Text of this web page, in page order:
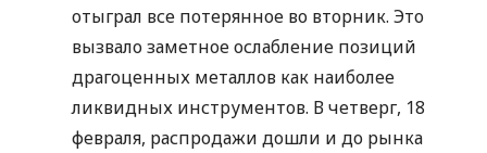
отыграл все потерянное во вторник. Это
вызвало заметное ослабление позиций
драгоценных металлов как наиболее
ликвидных инструментов. В четверг, 18
февраля, распродажи дошли и до рынка